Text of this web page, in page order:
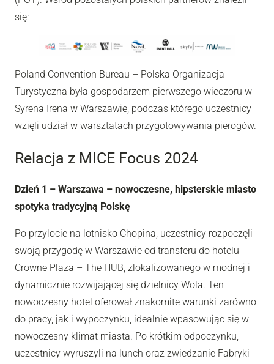
się:
Poland Convention Bureau – Polska Organizacja
Turystyczna była gospodarzem pierwszego wieczoru w
Syrena Irena w Warszawie, podczas którego uczestnicy
wzięli udział w warsztatach przygotowywania pierogów.
Relacja z MICE Focus 2024
Dzień 1 – Warszawa – nowoczesne, hipsterskie miasto
spotyka tradycyjną Polskę
Po przylocie na lotnisko Chopina, uczestnicy rozpoczęli
swoją przygodę w Warszawie od transferu do hotelu
Crowne Plaza – The HUB, zlokalizowanego w modnej i
dynamicznie rozwijającej się dzielnicy Wola. Ten
nowoczesny hotel oferował znakomite warunki zarówno
do pracy, jak i wypoczynku, idealnie wpasowując się w
nowoczesny klimat miasta. Po krótkim odpoczynku,
uczestnicy wyruszyli na lunch oraz zwiedzanie Fabryki